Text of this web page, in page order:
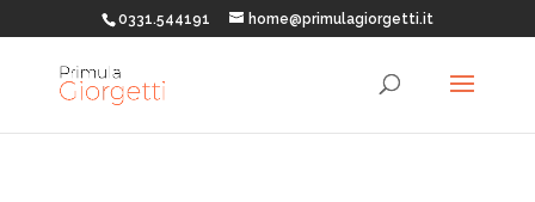
0331.544191 home@primulagiorgetti.it